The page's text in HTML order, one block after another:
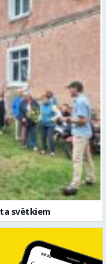
svētkiem